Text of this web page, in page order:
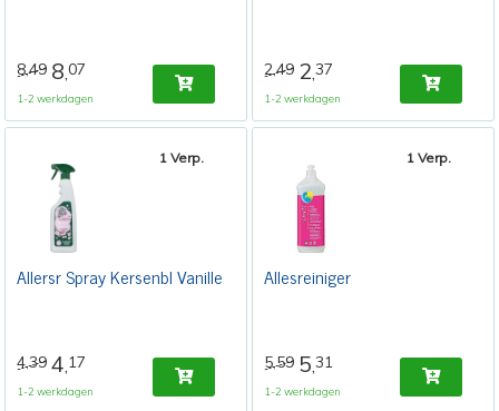
8,49 8,07
1-2 werkdagen
2,49 2,37
1-2 werkdagen
1 Verp.
Allersr Spray Kersenbl Vanille
4,39 4,17
1-2 werkdagen
1 Verp.
Allesreiniger
5,59 5,31
1-2 werkdagen